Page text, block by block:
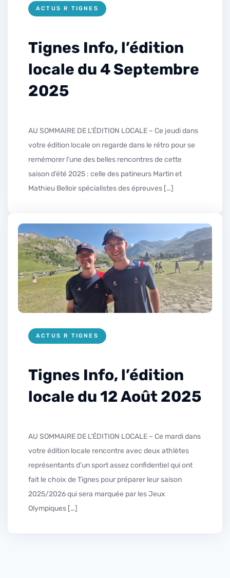
ACTUS R TIGNES
Tignes Info, l’édition
locale du 4 Septembre
2025
AU SOMMAIRE DE L’ÉDITION LOCALE – Ce jeudi dans
votre édition locale on regarde dans le rétro pour se
remémorer l’une des belles rencontres de cette
saison d’été 2025 : celle des patineurs Martin et
Mathieu Belloir spécialistes des épreuves […]
ACTUS R TIGNES
Tignes Info, l’édition
locale du 12 Août 2025
AU SOMMAIRE DE L’ÉDITION LOCALE – Ce mardi dans
votre édition locale rencontre avec deux athlètes
représentants d’un sport assez confidentiel qui ont
fait le choix de Tignes pour préparer leur saison
2025/2026 qui sera marquée par les Jeux
Olympiques […]